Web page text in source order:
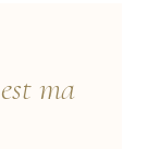
ma